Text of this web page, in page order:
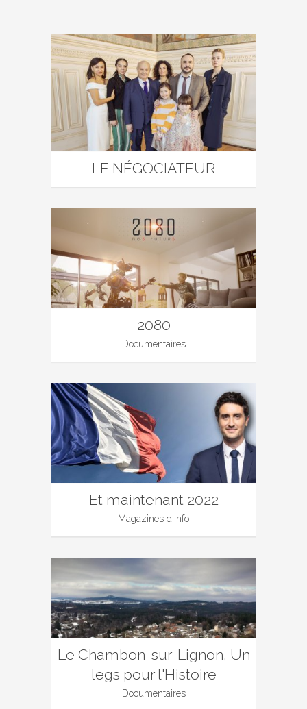
LE NÉGOCIATEUR
2080
Documentaires
Et maintenant 2022
Magazines d'info
Le Chambon-sur-Lignon, Un
legs pour l'Histoire
Documentaires